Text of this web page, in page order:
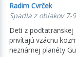
Radim Cvrček
Spadla z oblakov 7-9
Deti z podtatranskej
privítajú vzácnu
neznámej planéty